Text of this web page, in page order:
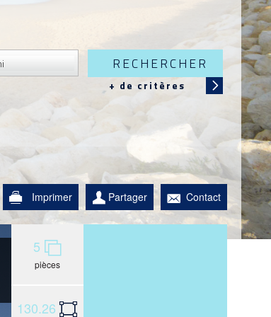
RECHERCHER
+ de critères
Contact
Partager
Imprimer
5
pièces
130.26